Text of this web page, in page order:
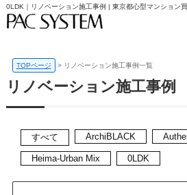
0LDK｜リノベーション施工事例 | 東京都心型マンション
TOPページ リノベーション施工事例一覧
リノベーション施工事例
すべて ArchiBLACK
Heima-Urban Mix 0LDK